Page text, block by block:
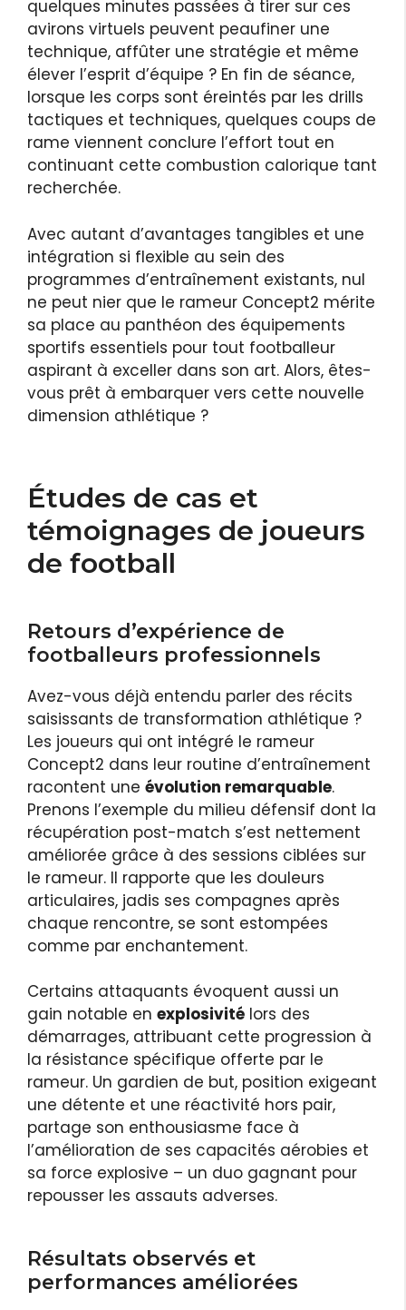
quelques minutes passées à tirer sur ces
avirons virtuels peuvent peaufiner une
technique, affûter une stratégie et même
élever l’esprit d’équipe ? En fin de séance,
lorsque les corps sont éreintés par les drills
tactiques et techniques, quelques coups de
rame viennent conclure l’effort tout en
continuant cette combustion calorique tant
recherchée.
Avec autant d’avantages tangibles et une
intégration si flexible au sein des
programmes d’entraînement existants, nul
ne peut nier que le rameur Concept2 mérite
sa place au panthéon des équipements
sportifs essentiels pour tout footballeur
aspirant à exceller dans son art. Alors, êtes-
vous prêt à embarquer vers cette nouvelle
dimension athlétique ?
Études de cas et
témoignages de joueurs
de football
Retours d’expérience de
footballeurs professionnels
Avez-vous déjà entendu parler des récits
saisissants de transformation athlétique ?
Les joueurs qui ont intégré le rameur
Concept2 dans leur routine d’entraînement
racontent une évolution remarquable.
Prenons l’exemple du milieu défensif dont la
récupération post-match s’est nettement
améliorée grâce à des sessions ciblées sur
le rameur. Il rapporte que les douleurs
articulaires, jadis ses compagnes après
chaque rencontre, se sont estompées
comme par enchantement.
Certains attaquants évoquent aussi un
gain notable en explosivité lors des
démarrages, attribuant cette progression à
la résistance spécifique offerte par le
rameur. Un gardien de but, position exigeant
une détente et une réactivité hors pair,
partage son enthousiasme face à
l’amélioration de ses capacités aérobies et
sa force explosive – un duo gagnant pour
repousser les assauts adverses.
Résultats observés et
performances améliorées